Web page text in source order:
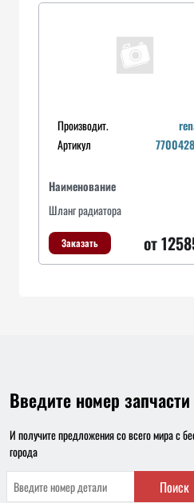
Производит.
Артикул
Наименование
Шланг радиатора
Заказать от
Введите номер запчасти
И получите предложения со всего мира с
города
Поиск